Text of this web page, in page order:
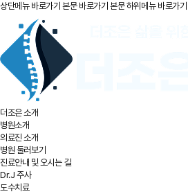
상단메뉴 바로가기 본문 바로가기 본문 하위메뉴 바로가기
더조은 소개
병원소개
의료진 소개
병원 둘러보기
진료안내 및 오시는 길
Dr.J 주사
도수치료